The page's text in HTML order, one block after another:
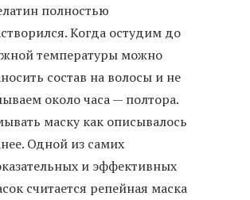
полностью
Когда остудим до
температуры можно
состав на волосы и не
около часа — полтора.
маску как описывалось
Одной из самих
и эффективных
считается репейная маска